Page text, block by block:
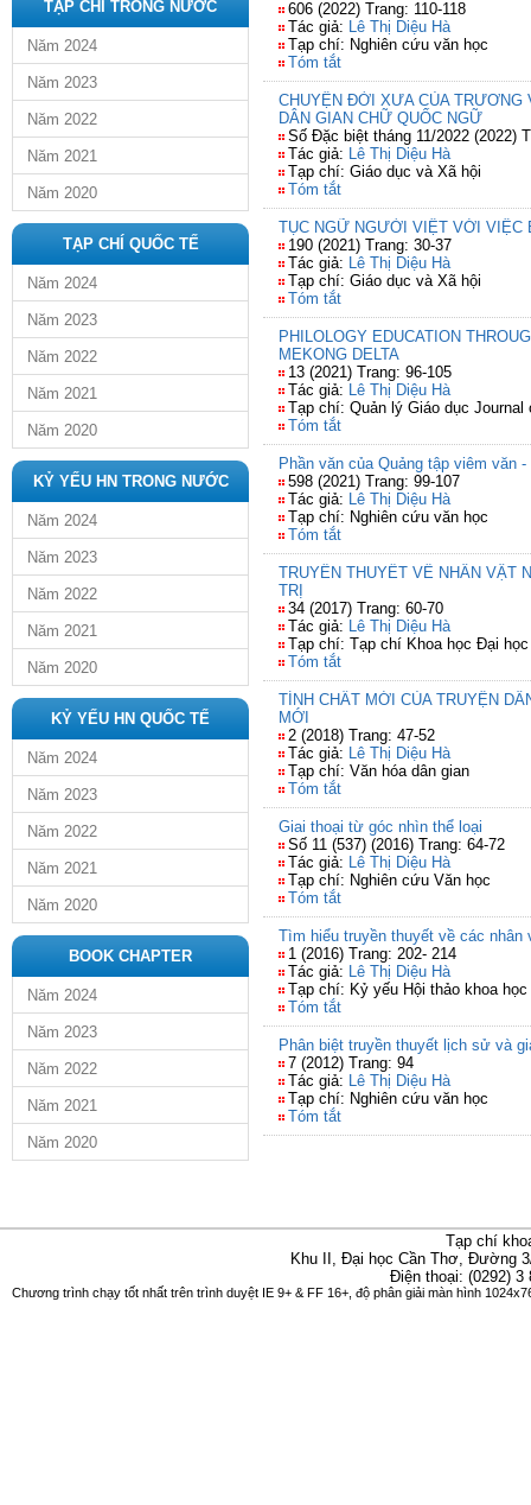
TẠP CHÍ TRONG NƯỚC
Năm 2024
Năm 2023
Năm 2022
Năm 2021
Năm 2020
TẠP CHÍ QUỐC TẾ
Năm 2024
Năm 2023
Năm 2022
Năm 2021
Năm 2020
KỶ YẾU HN TRONG NƯỚC
Năm 2024
Năm 2023
Năm 2022
Năm 2021
Năm 2020
KỶ YẾU HN QUỐC TẾ
Năm 2024
Năm 2023
Năm 2022
Năm 2021
Năm 2020
BOOK CHAPTER
Năm 2024
Năm 2023
Năm 2022
Năm 2021
Năm 2020
606 (2022) Trang: 110-118
Tác giả: Lê Thị Diệu Hà
Tạp chí: Nghiên cứu văn học
Tóm tắt
CHUYỆN ĐỜI XƯA CỦA TRƯƠNG
DÂN GIAN CHỮ QUỐC NGỮ
Số Đặc biệt tháng 11/2022 (2022)
Tác giả: Lê Thị Diệu Hà
Tạp chí: Giáo dục và Xã hội
Tóm tắt
TỤC NGỮ NGƯỜI VIỆT VỚI VIỆC
190 (2021) Trang: 30-37
Tác giả: Lê Thị Diệu Hà
Tạp chí: Giáo dục và Xã hội
Tóm tắt
PHILOLOGY EDUCATION
MEKONG DELTA
13 (2021) Trang: 96-105
Tác giả: Lê Thị Diệu Hà
Tạp chí: Quản lý Giáo dục Journal
Tóm tắt
Phần văn của Quảng tập viêm văn
598 (2021) Trang: 99-107
Tác giả: Lê Thị Diệu Hà
Tạp chí: Nghiên cứu văn học
Tóm tắt
TRUYỀN THUYẾT VỀ NHÂN VẬT
TRỊ
34 (2017) Trang: 60-70
Tác giả: Lê Thị Diệu Hà
Tạp chí: Tạp chí Khoa học Đại
Tóm tắt
TÍNH CHẤT MỚI CỦA TRUYỆN
MỚI
2 (2018) Trang: 47-52
Tác giả: Lê Thị Diệu Hà
Tạp chí: Văn hóa dân gian
Tóm tắt
Giai thoại từ góc nhìn thể loại
Số 11 (537) (2016) Trang: 64-72
Tác giả: Lê Thị Diệu Hà
Tạp chí: Nghiên cứu Văn học
Tóm tắt
Tìm hiểu truyền thuyết về các nhân
1 (2016) Trang: 202- 214
Tác giả: Lê Thị Diệu Hà
Tạp chí: Kỷ yếu Hội thảo khoa
Tóm tắt
Phân biệt truyền thuyết lịch sử và
7 (2012) Trang: 94
Tác giả: Lê Thị Diệu Hà
Tạp chí: Nghiên cứu văn học
Tóm tắt
Tạp chí
Khu II, Đại học Cần Thơ, Đường
Điện thoại: (0292)
Chương trình chạy tốt nhất trên trình duyệt IE 9+ & FF 16+, độ phân giải màn hình